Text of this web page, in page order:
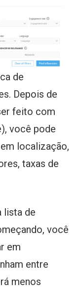
de
Depois de
feito com
você pode
localização,
taxas de
lista de
você
em
entre
menos